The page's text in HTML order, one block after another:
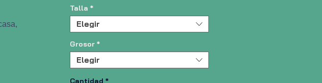
Talla *
Elegir
Grosor *
Elegir
Cantidad *